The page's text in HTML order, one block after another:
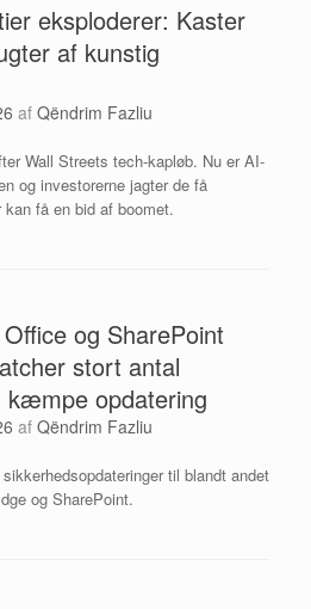
eksploderer: Kaster
af kunstig
af Qëndrim Fazliu
Wall Streets tech-kapløb. Nu er AI-
og investorerne jagter de få
få en bid af boomet.
og SharePoint
stort antal
kæmpe opdatering
af Qëndrim Fazliu
til blandt andet
og SharePoint.